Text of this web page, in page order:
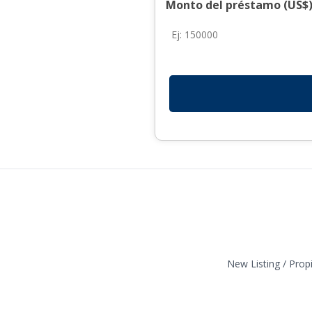
Monto del préstamo
New Listing /